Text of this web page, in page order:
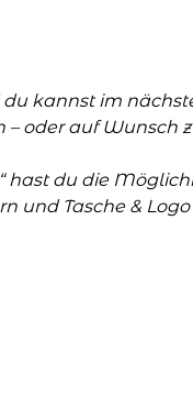
kannst im
oder auf Wunsch
hast du die
und Tasche &